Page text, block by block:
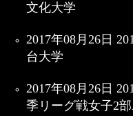
文化大学
2017年08月26日
台大学
2017年08月26日
季リーグ戦女子2